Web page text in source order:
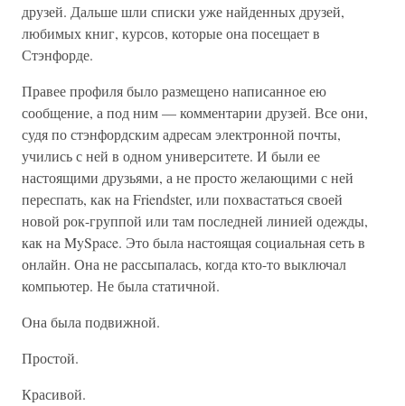
друзей. Дальше шли списки уже найденных друзей,
любимых книг, курсов, которые она посещает в
Стэнфорде.
Правее профиля было размещено написанное ею
сообщение, а под ним — комментарии друзей. Все они,
судя по стэнфордским адресам электронной почты,
учились с ней в одном университете. И были ее
настоящими друзьями, а не просто желающими с ней
переспать, как на Friendster, или похвастаться своей
новой рок-группой или там последней линией одежды,
как на MySpace. Это была настоящая социальная сеть в
онлайн. Она не рассыпалась, когда кто-то выключал
компьютер. Не была статичной.
Она была подвижной.
Простой.
Красивой.